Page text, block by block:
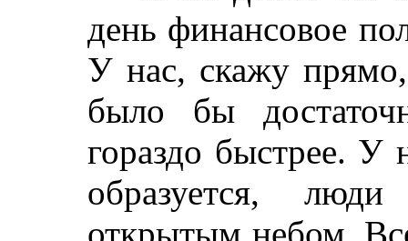
день финансовое
У нас, скажу прямо,
было бы
гораздо быстрее. У
образуется,
открытым небом.